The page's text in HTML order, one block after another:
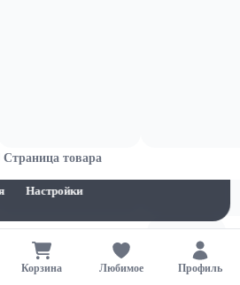
Корзина Любимое Профиль
пользователей сайта используются
Настройки
Страница товара